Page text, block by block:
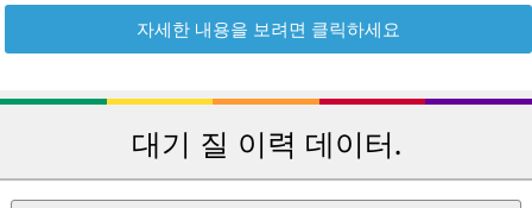
자세한 내용을 보려면 클릭하세요
대기 질 이력 데이터.